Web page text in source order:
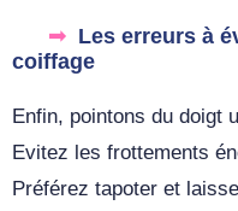
Les erreurs à
coiffage
Enfin, pointons du doigt
Evitez les frottements
Préférez tapoter et